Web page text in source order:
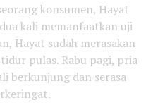
konsumen, Hayat
kali memanfaatkan uji
Hayat sudah merasakan
pulas. Rabu pagi, pria
berkunjung dan serasa